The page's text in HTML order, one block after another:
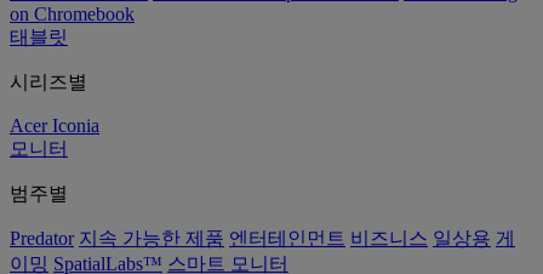
on Chromebook
태블릿
시리즈별
Acer Iconia
모니터
범주별
Predator 지속 가능한 제품 엔터테인먼트 비즈니스 일상용 게
이밍 SpatialLabs™ 스마트 모니터